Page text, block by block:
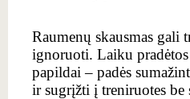
Raumenų skausmas
ignoruoti. Laiku pradėtos
papildai – padės
ir sugrįžti į treniruotes be